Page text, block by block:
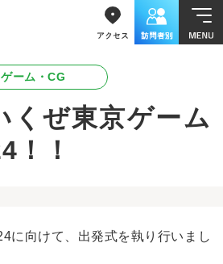
ゲーム・CG
くぜ東京ゲーム
！！
に向けて、出発式を執り行いまし